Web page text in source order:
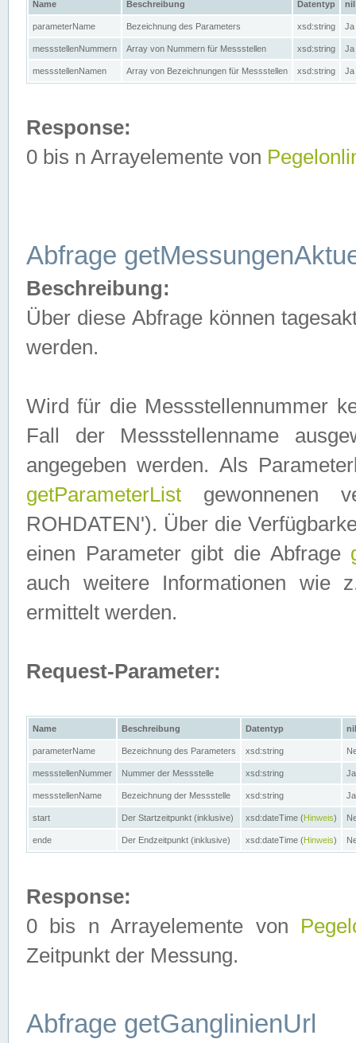
Name Beschreibung Datentyp nil
parameterName Bezeichnung des Parameters xsd:string Ja
messstellenNummern Array von Nummern für Messstellen xsd:string Ja
messstellenNamen Array von Bezeichnungen für Messstellen xsd:string Ja
Response:
0 bis n Arrayelemente von
Abfrage
Beschreibung:
Über diese Abfrage können
werden.
Wird für die Messstellennummer
Fall der Messstellenname
angegeben werden. Als
getParameterList gewonnenen
ROHDATEN'). Über die
einen Parameter gibt die Abfrage
auch weitere Informationen wie
ermittelt werden.
Request-Parameter:
Name Beschreibung Datentyp nil
parameterName Bezeichnung des Parameters xsd:string
messstellenNummer Nummer der Messstelle xsd:string Ja
messstellenName Bezeichnung der Messstelle xsd:string Ja
start Der Startzeitpunkt (inklusive) xsd:dateTime (Hinweis)
ende Der Endzeitpunkt (inklusive) xsd:dateTime (Hinweis)
Response:
0 bis n Arrayelemente von
Zeitpunkt der Messung.
Abfrage getGanglinienUrl